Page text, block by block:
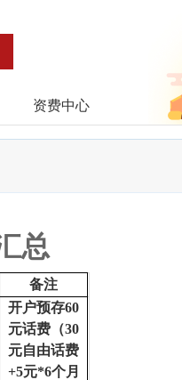
资费中心
总
备注
开户预存60
元话费（30
元自由话费
+5元*6个月